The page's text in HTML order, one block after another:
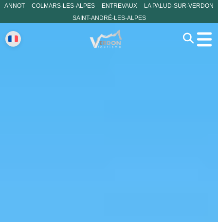
ANNOT COLMARS-LES-ALPES ENTREVAUX
LA PALUD-SUR-VERDON
SAINT-ANDRÉ-LES-ALPES